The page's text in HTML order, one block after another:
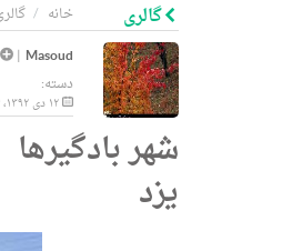
خانه گالری
Masoud
|
دسته:
شهر بادگیرها
یزد